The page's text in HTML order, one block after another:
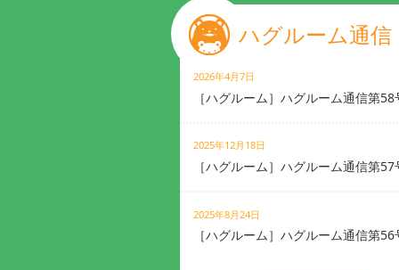
ハグルーム通信
2026年4月7日
［ハグルーム］ハグルーム通信第58
2025年12月18日
［ハグルーム］ハグルーム通信第57
2025年8月24日
［ハグルーム］ハグルーム通信第56